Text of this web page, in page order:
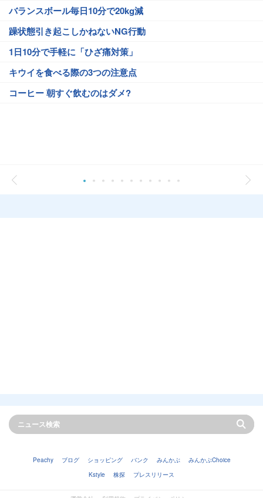
バランスボール毎日10分で20kg減
躁状態引き起こしかねないNG行動
1日10分で手軽に「ひざ痛対策」
キウイを食べる際の3つの注意点
コーヒー 朝すぐ飲むのはダメ?
Peachy ブログ ショッピング バンク みんかぶ
みんかぶChoice
Kstyle
株探 プレスリリース